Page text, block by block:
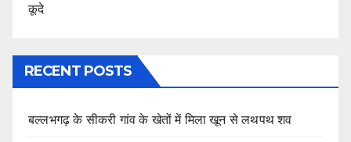
कूदे
RECENT POSTS
बल्लभगढ़ के सीकरी गांव के खेतों में मिला खून से लथपथ शव